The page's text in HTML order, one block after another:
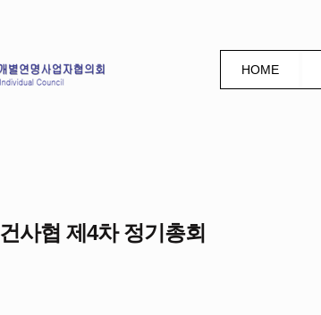
HOME
건사협 제4차 정기총회